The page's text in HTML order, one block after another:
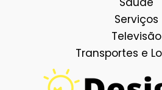
Serviços
Televisão
Transportes e
E-